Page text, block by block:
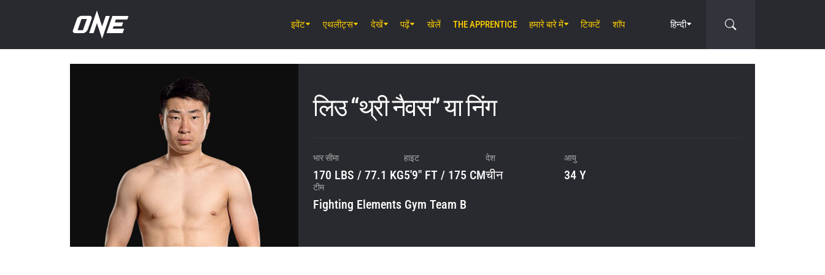
इवेंट
लुम्पिनी स्टेडियम, बैंकॉक
25
ONE SAMURAI 2
एथलीट्स देखें पढ़ें खेलें THE APPRENTICE हमारे बारे में टिकटें शॉप हिन्दी
लिउ “थ्री नैवस” या निंग
भार सीमा
170 LBS / 77.1 KG
हाइट
5'9" FT / 175 CM
देश
चीन
आयु
34 Y
टीम
Fighting Elements Gym Team B